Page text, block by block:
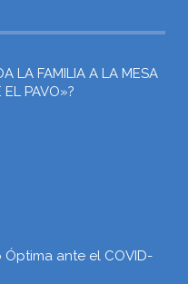
LA FAMILIA A LA MESA
PAVO»?
ante el COVID-